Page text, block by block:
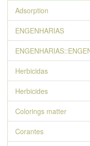
Adsorption
ENGENHARIAS
Herbicidas
Herbicides
Colorings matter
Corantes